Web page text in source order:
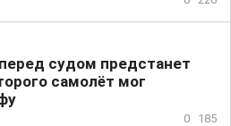
судом предстанет
самолёт мог
0 185